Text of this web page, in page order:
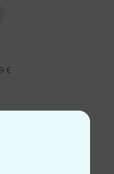
€
bei